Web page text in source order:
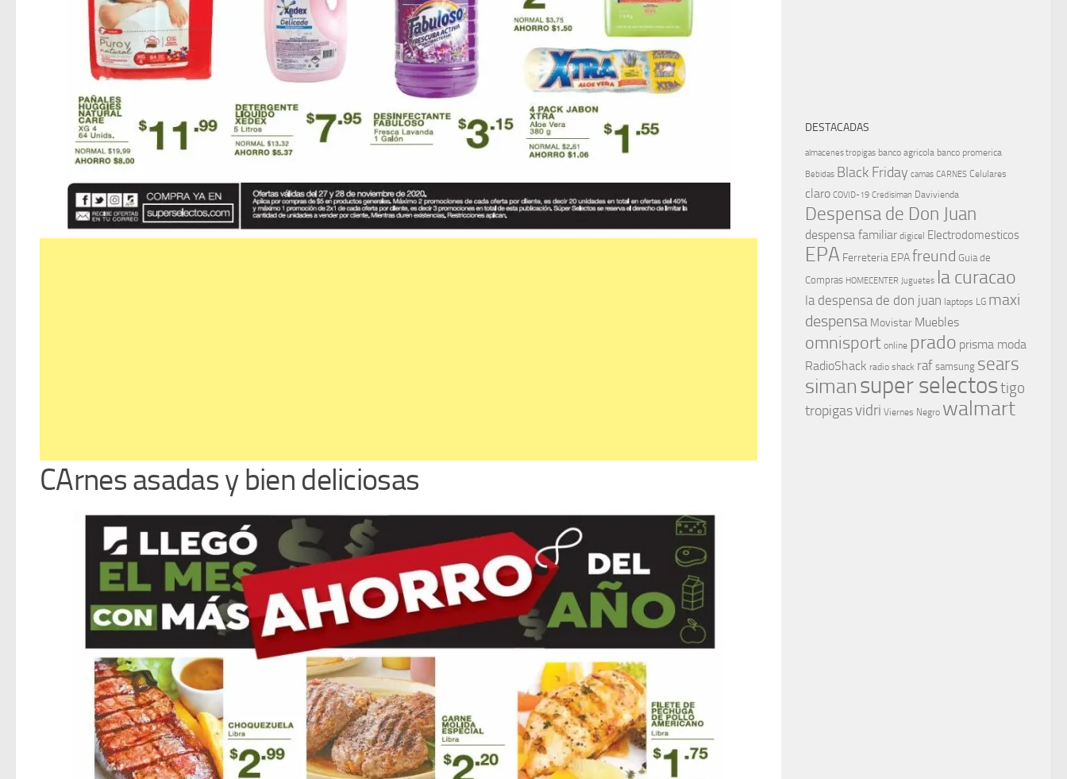
CArnes asadas y bien deliciosas
DESTACADAS
almacenes tropigas banco agricola banco promerica
Bebidas Black Friday camas CARNES Celulares
claro COVID-19 Credisiman Davivienda
Despensa de Don Juan
despensa familiar digicel Electrodomesticos
EPA Ferreteria EPAfreund Guia de
Compras HOMECENTER Juguetes la curacao
la despensa de don juan laptops LG maxi
despensa Movistar Muebles
omnisport online prado prisma moda
RadioShack radio shack raf samsung sears
simansuper selectostigo
tropigasvidri Viernes Negro walmart